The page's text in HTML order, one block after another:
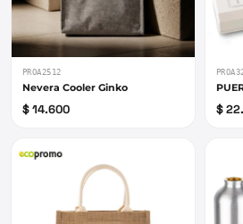
PROA2512
Nevera Cooler Ginko
$ 14.600 $